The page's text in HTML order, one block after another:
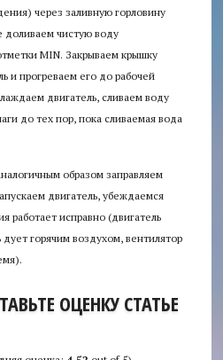
через заливную горловину
доливаем чистую воду
MIN. Закрываем крышку
и прогреваем его до рабочей
двигатель, сливаем воду
до тех пор, пока сливаемая вода
образом заправляем
двигатель, убеждаемся
работает исправно (двигатель
горячим воздухом, вентилятор
ОЦЕНКУ СТАТЬЕ